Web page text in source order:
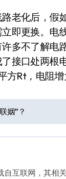
老化后，假
即更换。电
多不了解电
接口处两根
Rt，电阻增
姻”？
自互联网，其